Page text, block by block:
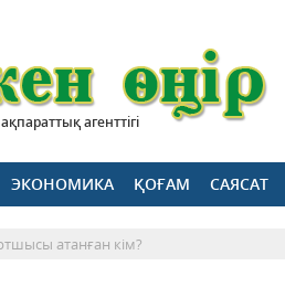
агенттігі
ЭКОНОМИКА ҚОҒАМ САЯСАТ
атанған кім?